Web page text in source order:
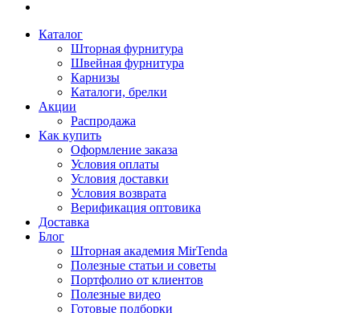
Каталог
Шторная фурнитура
Швейная фурнитура
Карнизы
Каталоги, брелки
Акции
Распродажа
Как купить
Оформление заказа
Условия оплаты
Условия доставки
Условия возврата
Верификация оптовика
Доставка
Блог
Шторная академия MirTenda
Полезные статьи и советы
Портфолио от клиентов
Полезные видео
Готовые подборки